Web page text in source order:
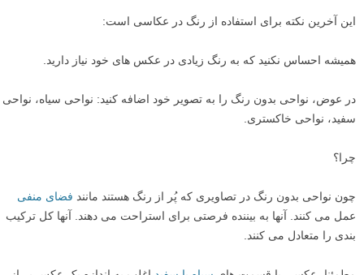
این آخرین نکته برای استفاده از رنگ در عکاسی است:
همیشه احساس نکنید که به رنگ زیادی در عکس های خود نیاز دارید.
در عوض، نواحی بدون رنگ را به تصویر خود اضافه کنید: نواحی سیاه، نواحی
سفید، نواحی خاکستری.
چرا؟
چون نواحی بدون رنگ در تصاویری که پُر از رنگ هستند مانند فضای منفی
عمل می کنند. آنها به بیننده فرصتی برای استراحت می دهند. آنها کل ترکیب
بندی را متعادل می کنند.